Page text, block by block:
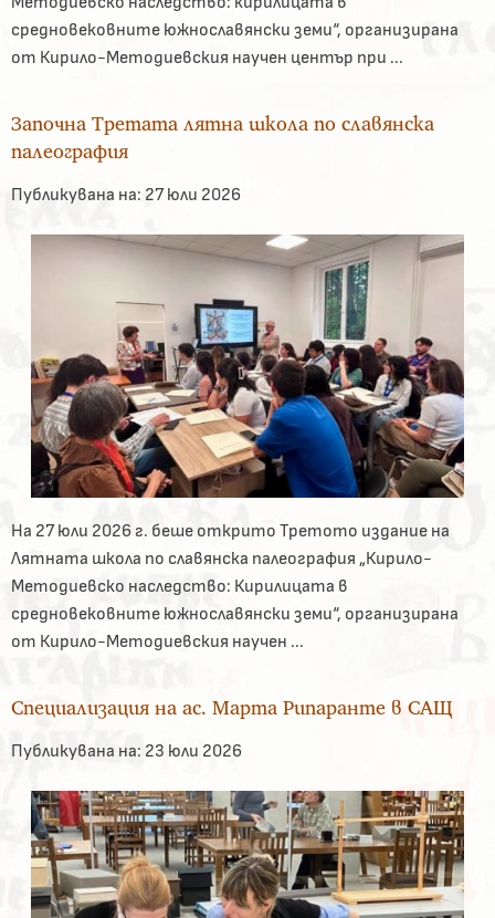
средновековните южнославянски земи“, организирана
от Кирило-Методиевския научен център при ...
Започна Третата лятна школа по славянска
палеография
Публикувана на: 27 юли 2026
На 27 юли 2026 г. беше открито Третото издание на
Лятната школа по славянска палеография „Кирило-
Методиевско наследство: Кирилицата в
средновековните южнославянски земи“, организирана
от Кирило-Методиевския научен ...
Специализация на ас. Марта Рипаранте в САЩ
Публикувана на: 23 юли 2026